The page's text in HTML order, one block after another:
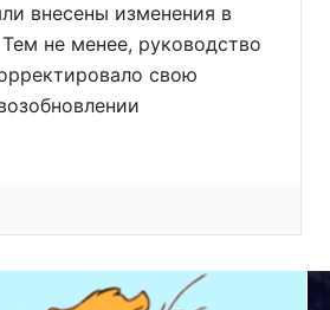
внесены изменения в
не менее, руководство
свою